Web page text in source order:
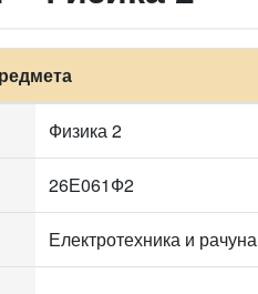
Физика 2
26Е061Ф2
Електротехника и